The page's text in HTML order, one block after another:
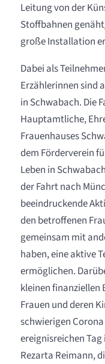
Leitung von der
Stoffbahnen
große Installation
Dabei als
Erzählerinnen sind
in Schwabach. Die
Hauptamtliche,
Frauenhauses
dem Förderverein
Leben in
der Fahrt nach
beeindruckende
den betroffenen
gemeinsam mit
haben, eine aktive
ermöglichen.
kleinen
Frauen und deren
schwierigen
ereignisreichen
Rezarta Reimann,